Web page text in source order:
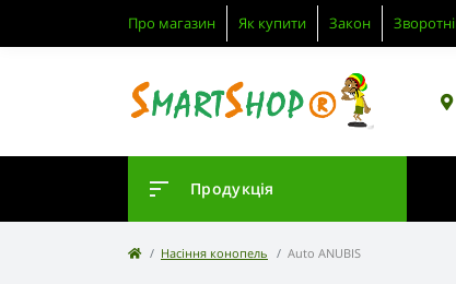
Про магазин Як купити Закон
Продукція
Насіння конопель Auto ANUBIS